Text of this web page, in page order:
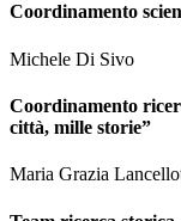
Coordinamento
Michele Di Sivo
Coordinamento
città, mille storie”
Maria Grazia